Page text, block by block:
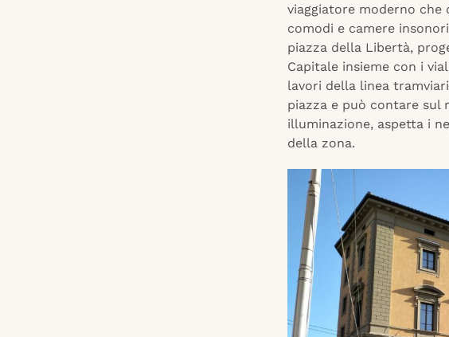
viaggiatore moderno
comodi e camere
piazza della Libertà,
Capitale insieme con i
lavori della linea
piazza e può contare sul
illuminazione, aspetta i
della zona.